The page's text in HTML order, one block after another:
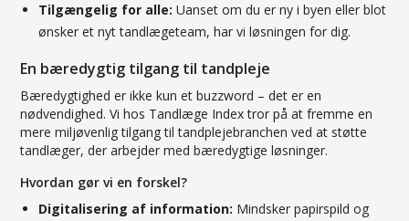
Tilgængelig for alle: Uanset om du er ny i byen eller blot
ønsker et nyt tandlægeteam, har vi løsningen for dig.
En bæredygtig tilgang til tandpleje
Bæredygtighed er ikke kun et buzzword – det er en
nødvendighed. Vi hos Tandlæge Index tror på at fremme en
mere miljøvenlig tilgang til tandplejebranchen ved at støtte
tandlæger, der arbejder med bæredygtige løsninger.
Hvordan gør vi en forskel?
Digitalisering af information: Mindsker papirspild og